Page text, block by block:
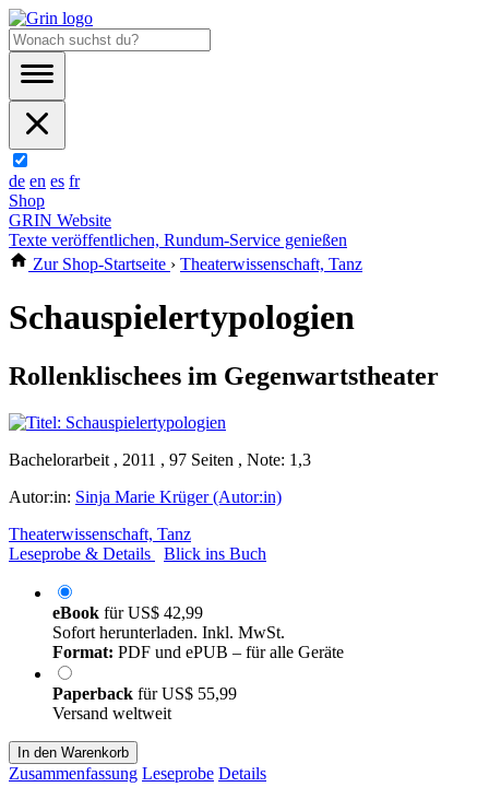
de en es fr
Shop
GRIN Website
Texte veröffentlichen, Rundum-Service genießen
Zur Shop-Startseite › Theaterwissenschaft, Tanz
Schauspielertypologien
Rollenklischees im Gegenwartstheater
Bachelorarbeit , 2011 , 97 Seiten , Note: 1,3
Autor:in: Sinja Marie Krüger (Autor:in)
Theaterwissenschaft, Tanz
Leseprobe & Details
Blick ins Buch
eBook fürUS$ 42,99
Sofort herunterladen. Inkl. MwSt.
Format: PDF und ePUB – für alle Geräte
Paperback fürUS$ 55,99
Versand weltweit
In den Warenkorb
Zusammenfassung Leseprobe Details